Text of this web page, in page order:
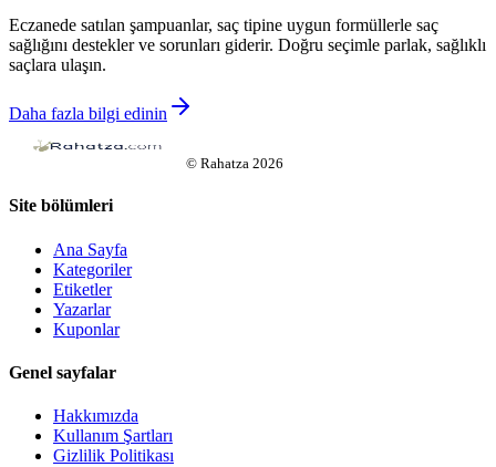
Eczanede satılan şampuanlar, saç tipine uygun formüllerle saç
sağlığını destekler ve sorunları giderir. Doğru seçimle parlak, sağlıklı
saçlara ulaşın.
Daha fazla bilgi edinin
© Rahatza 2026
Site bölümleri
Ana Sayfa
Kategoriler
Etiketler
Yazarlar
Kuponlar
Genel sayfalar
Hakkımızda
Kullanım Şartları
Gizlilik Politikası